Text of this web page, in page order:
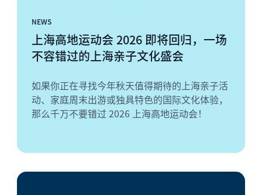
NEWS
上海高地运动会 2026 即将回归，一场
不容错过的上海亲子文化盛会
如果你正在寻找今年秋天值得期待的上海亲子活
动、家庭周末出游或独具特色的国际文化体验，
那么千万不要错过 2026 上海高地运动会！